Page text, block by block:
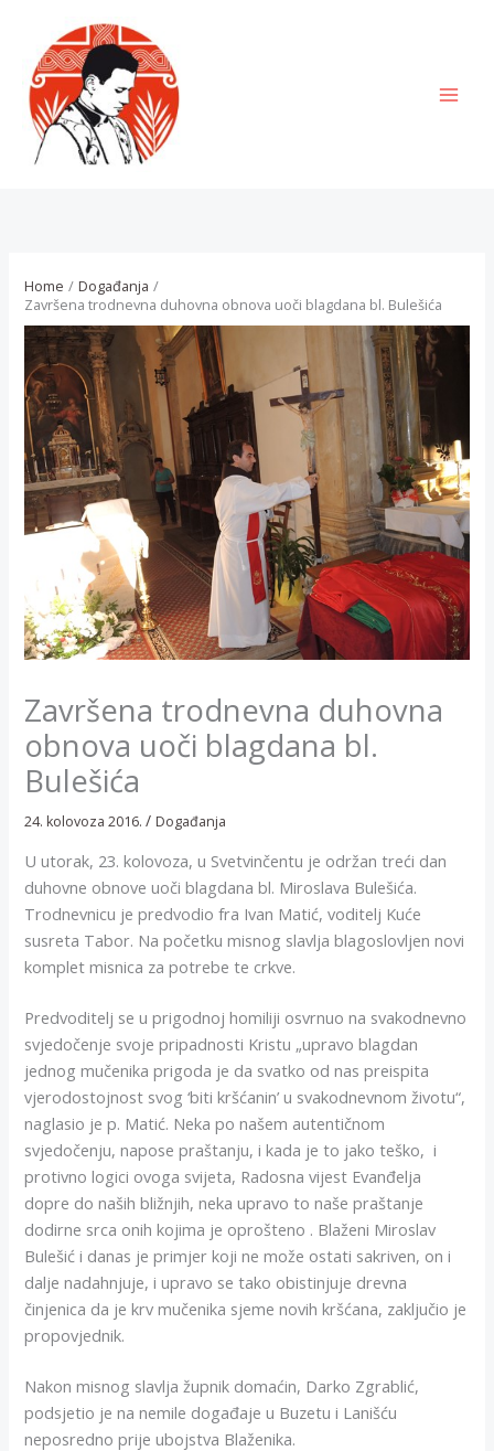
content
Home
Događanja
Završena trodnevna duhovna obnova uoči blagdana bl. Bulešića
Završena trodnevna duhovna
obnova uoči blagdana bl.
Bulešića
24. kolovoza 2016./ Događanja
U utorak, 23. kolovoza, u Svetvinčentu je održan treći dan
duhovne obnove uoči blagdana bl. Miroslava Bulešića.
Trodnevnicu je predvodio fra Ivan Matić, voditelj Kuće
susreta Tabor. Na početku misnog slavlja blagoslovljen novi
komplet misnica za potrebe te crkve.
Predvoditelj se u prigodnoj homiliji osvrnuo na svakodnevno
svjedočenje svoje pripadnosti Kristu „upravo blagdan
jednog mučenika prigoda je da svatko od nas preispita
vjerodostojnost svog ‘biti kršćanin’ u svakodnevnom životu“,
naglasio je p. Matić. Neka po našem autentičnom
svjedočenju, napose praštanju, i kada je to jako teško, i
protivno logici ovoga svijeta, Radosna vijest Evanđelja
dopre do naših bližnjih, neka upravo to naše praštanje
dodirne srca onih kojima je oprošteno . Blaženi Miroslav
Bulešić i danas je primjer koji ne može ostati sakriven, on i
dalje nadahnjuje, i upravo se tako obistinjuje drevna
činjenica da je krv mučenika sjeme novih kršćana, zaključio je
propovjednik.
Nakon misnog slavlja župnik domaćin, Darko Zgrablić,
podsjetio je na nemile događaje u Buzetu i Lanišću
neposredno prije ubojstva Blaženika.